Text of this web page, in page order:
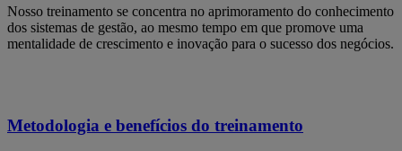
Nosso treinamento se concentra no aprimoramento do conhecimento
dos sistemas de gestão, ao mesmo tempo em que promove uma
mentalidade de crescimento e inovação para o sucesso dos negócios.
Metodologia e benefícios do treinamento